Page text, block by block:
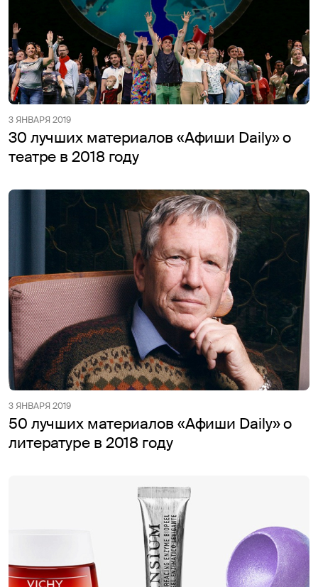
3 ЯНВАРЯ 2019
30 лучших материалов «Афиши Daily» о
театре в 2018 году
3 ЯНВАРЯ 2019
50 лучших материалов «Афиши Daily» о
литературе в 2018 году